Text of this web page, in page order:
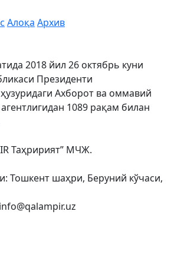
Алоқа Архив
2018 йил 26 октябрь куни
Президенти
Ахборот ва оммавий
1089 рақам билан
Таҳририят” МЧЖ.
Тошкент шаҳри, Беруний кўчаси,